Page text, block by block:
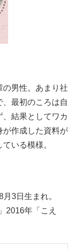
男性。あまり社
最初のころは自
結果としてワカ
が作成した資料が
いる模様。
3日生まれ。
2016年「こえ